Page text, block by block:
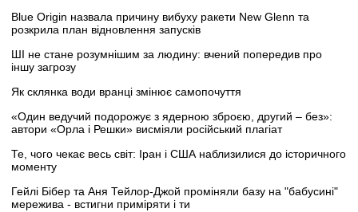
Blue Origin назвала причину вибуху ракети New Glenn та
розкрила план відновлення запусків
ШІ не стане розумнішим за людину: вчений попередив про
іншу загрозу
Як склянка води вранці змінює самопочуття
«Один ведучий подорожує з ядерною зброєю, другий – без»:
автори «Орла і Решки» висміяли російський плагіат
Те, чого чекає весь світ: Іран і США наблизилися до історичного
моменту
Гейлі Бібер та Аня Тейлор-Джой проміняли базу на "бабусині"
мережива - встигни приміряти і ти